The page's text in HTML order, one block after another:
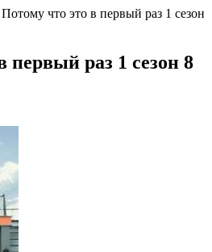
Потому что это в первый раз 1 сезон
первый раз 1 сезон 8